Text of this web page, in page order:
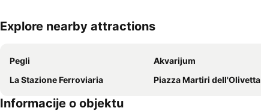
Explore nearby attractions
Pegli Akvarijum
La Stazione Ferroviaria
Piazza Martiri dell'Olivetta
Informacije o objektu